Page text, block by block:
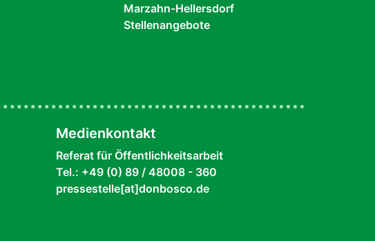
Marzahn-Hellersdorf
Stellenangebote
Medienkontakt
Referat für Öffentlichkeitsarbeit
Tel.: +49 (0) 89 / 48008 - 360
pressestelle[at]donbosco.de